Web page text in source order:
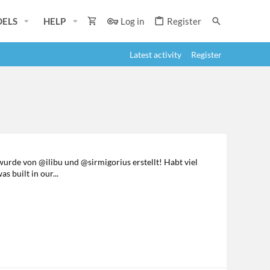
HELP Log in Register
Latest activity Register
von @ilibu und @sirmigorius erstellt! Habt viel
built in our...